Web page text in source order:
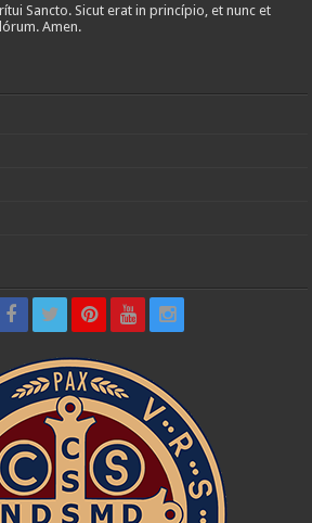
Sancto. Sicut erat in princípio, et nunc et
Amen.